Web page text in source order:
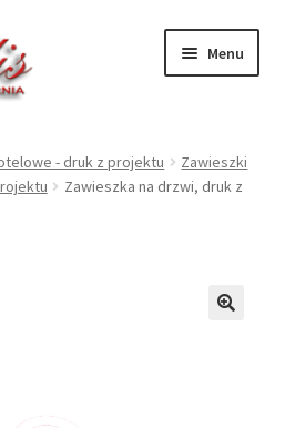
Menu
menu
Rozwiń
Rozwiń
- druk z projektu
Zawieszki
Zawieszka na drzwi, druk z